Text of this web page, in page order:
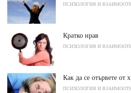
ПСИХОЛОГИЯ И
Кратко нрав
ПСИХОЛОГИЯ И
Как да се отървете от
ПСИХОЛОГИЯ И